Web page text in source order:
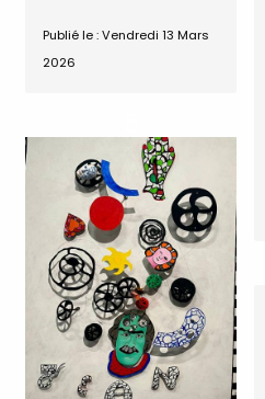
Publié le : Vendredi 13 Mars
2026